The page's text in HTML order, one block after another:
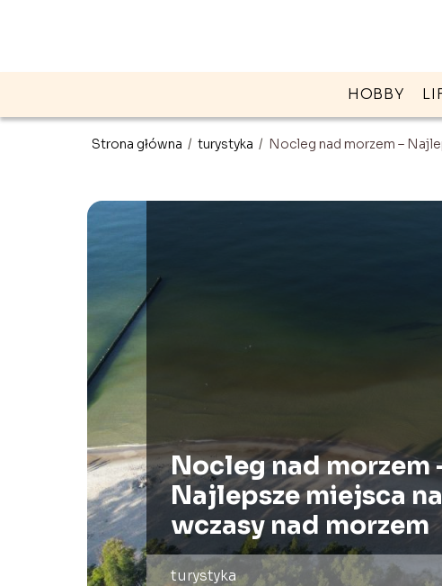
HOBBY
Strona główna / turystyka / Nocleg nad morzem –
Nocleg nad morzem
Najlepsze miejsca na
wczasy nad morzem
turystyka